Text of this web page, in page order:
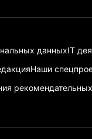
данныхIT
Наши